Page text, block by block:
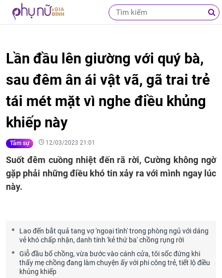
Lần đầu lên giường với quý bà,
sau đêm ân ái vật vã, gã trai trẻ
tái mét mặt vì nghe điều khủng
khiếp này
Tâm sự 12/03/2023 21:01
Suốt đêm cuồng nhiệt đến rã rời, Cường không ngờ
gặp phải những điều khó tin xảy ra với mình ngay lúc
này.
Lao đến bắt quả tang vợ 'ngoại tình' trong phòng ngủ với dáng
vẻ khó chấp nhận, danh tính 'kẻ thứ ba' chồng rụng rời
Giỗ đầu bố chồng, vừa bước vào cánh cửa, tôi sốc đứng khi
thấy mẹ chồng đang làm chuyện ấy với phi công trẻ, tiết lộ điều
khủng khiếp